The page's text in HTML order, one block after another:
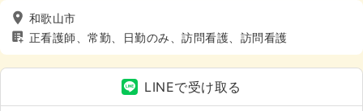
和歌山市
正看護師、常勤、日勤のみ、訪問看護、訪問看護
LINEで受け取る